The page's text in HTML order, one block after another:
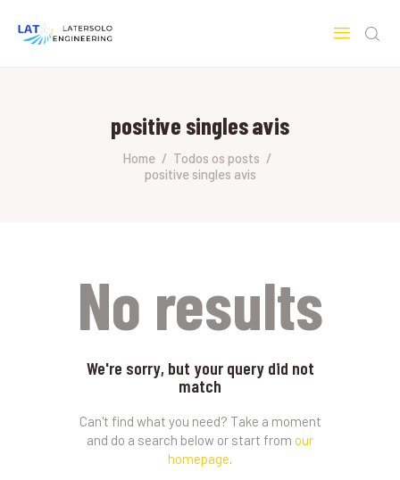
positive singles avis
Home
Todos os posts
positive singles avis
SOBRE A LATERSOLO
ENGINEERING
No results
We're sorry, but your query did not
match
Can't find what you need? Take a moment
and do a search below or start from our
homepage.